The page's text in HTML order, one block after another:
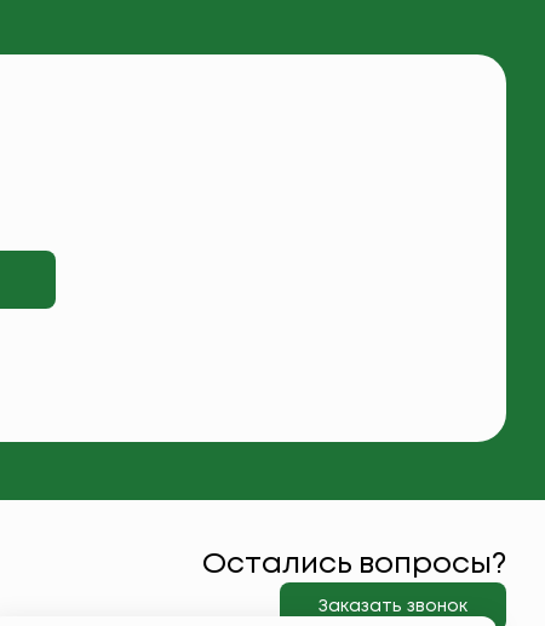
Остались вопросы?
Заказать звонок